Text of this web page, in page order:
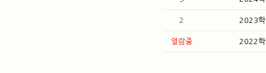
2 2023학
열람중 2022학